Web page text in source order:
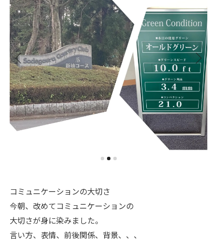
コミュニケーションの大切さ
今朝、改めてコミュニケーションの
大切さが身に染みました。
言い方、表情、前後関係、背景、、、